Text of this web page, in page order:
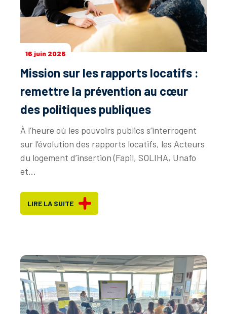
16 juin 2026
Mission sur les rapports locatifs :
remettre la prévention au cœur
des politiques publiques
À l’heure où les pouvoirs publics s’interrogent
sur l’évolution des rapports locatifs, les Acteurs
du logement d’insertion (Fapil, SOLIHA, Unafo
et...
LIRE LA SUITE